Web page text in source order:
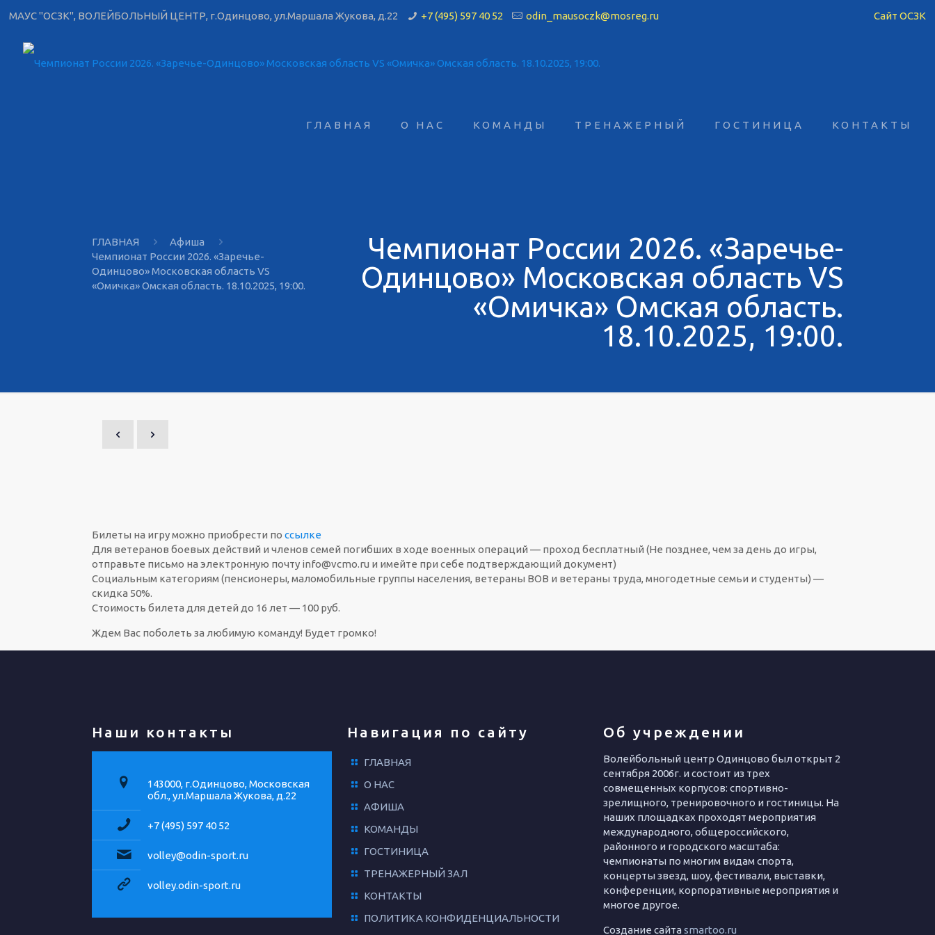
МАУС "ОСЗК", ВОЛЕЙБОЛЬНЫЙ ЦЕНТР, г.Одинцово, ул.Маршала Жукова, д.22 +7 (495) 597 40 52 odin_mausoczk@mosreg.ru Сайт ОСЗК
ГЛАВНАЯ О НАС КОМАНДЫ ТРЕНАЖЕРНЫЙ ГОСТИНИЦА КОНТАКТЫ
Чемпионат России 2026. «Заречье-
Одинцово» Московская область VS
«Омичка» Омская область.
18.10.2025, 19:00.
ГЛАВНАЯ
Афиша
Чемпионат России 2026. «Заречье-
Одинцово» Московская область VS
«Омичка» Омская область. 18.10.2025, 19:00.
Билеты на игру можно приобрести поссылке
Для ветеранов боевых действий и членов семей погибших в ходе военных операций — проход бесплатный (Не позднее, чем за день до игры,
отправьте письмо на электронную почту info@vcmo.ru и имейте при себе подтверждающий документ)
Социальным категориям (пенсионеры, маломобильные группы населения, ветераны ВОВ и ветераны труда, многодетные семьи и студенты) —
скидка 50%.
Стоимость билета для детей до 16 лет — 100 руб.
Ждем Вас поболеть за любимую команду! Будет громко!
Наши контакты
143000, г.Одинцово, Московская
обл., ул.Маршала Жукова, д.22
+7 (495) 597 40 52
volley@odin-sport.ru
volley.odin-sport.ru
Навигация по сайту
ГЛАВНАЯ
О НАС
АФИША
КОМАНДЫ
ГОСТИНИЦА
ТРЕНАЖЕРНЫЙ ЗАЛ
КОНТАКТЫ
ПОЛИТИКА КОНФИДЕНЦИАЛЬНОСТИ
Об учреждении
Волейбольный центр Одинцово был открыт 2
сентября 2006г. и состоит из трех
совмещенных корпусов: спортивно-
зрелищного, тренировочного и гостиницы. На
наших площадках проходят мероприятия
международного, общероссийского,
районного и городского масштаба:
чемпионаты по многим видам спорта,
концерты звезд, шоу, фестивали, выставки,
конференции, корпоративные мероприятия и
многое другое.
Создание сайтаsmartoo.ru